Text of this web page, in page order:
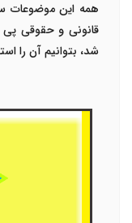
همه این
قانونی و حقوقی پی
شد، بتوانیم آن را